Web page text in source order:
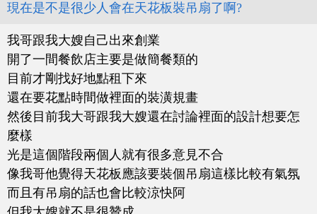
現在是不是很少人會在天花板裝吊扇了啊?
我哥跟我大嫂自己出來創業
開了一間餐飲店主要是做簡餐類的
目前才剛找好地點租下來
還在要花點時間做裡面的裝潢規畫
然後目前我大哥跟我大嫂還在討論裡面的設計想要怎
麼樣
光是這個階段兩個人就有很多意見不合
像我哥他覺得天花板應該要裝個吊扇這樣比較有氣氛
而且有吊扇的話也會比較涼快阿